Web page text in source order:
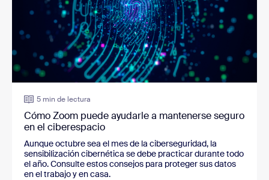
5 min de lectura
Cómo Zoom puede ayudarle a mantenerse seguro
en el ciberespacio
Aunque octubre sea el mes de la ciberseguridad, la
sensibilización cibernética se debe practicar durante todo
el año. Consulte estos consejos para proteger sus datos
en el trabajo y en casa.